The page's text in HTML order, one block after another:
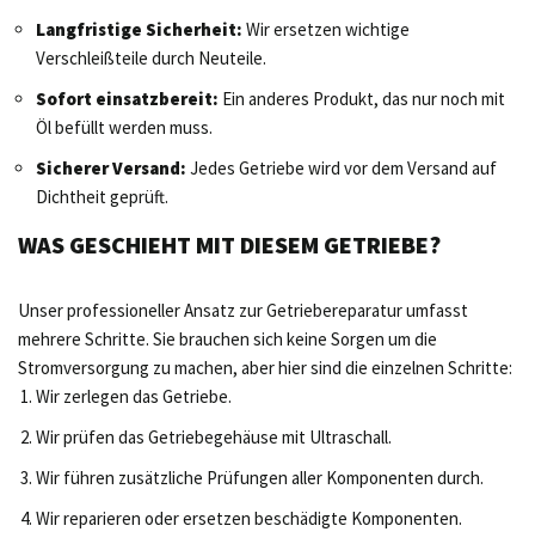
Langfristige Sicherheit: Wir ersetzen wichtige
Verschleißteile durch Neuteile.
Sofort einsatzbereit: Ein anderes Produkt, das nur noch mit
Öl befüllt werden muss.
Sicherer Versand: Jedes Getriebe wird vor dem Versand auf
Dichtheit geprüft.
WAS GESCHIEHT MIT DIESEM GETRIEBE?
Unser professioneller Ansatz zur Getriebereparatur umfasst
mehrere Schritte. Sie brauchen sich keine Sorgen um die
Stromversorgung zu machen, aber hier sind die einzelnen Schritte:
Wir zerlegen das Getriebe.
Wir prüfen das Getriebegehäuse mit Ultraschall.
Wir führen zusätzliche Prüfungen aller Komponenten durch.
Wir reparieren oder ersetzen beschädigte Komponenten.